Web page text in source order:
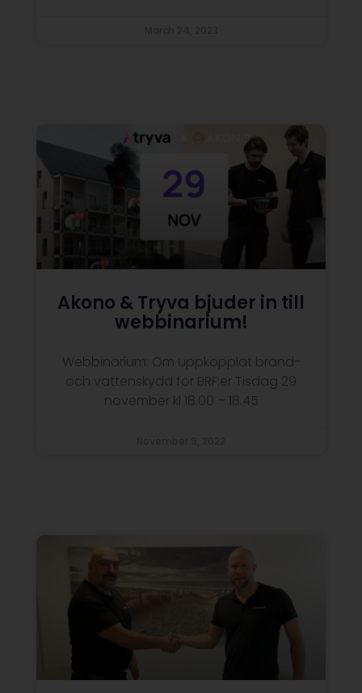
Akono & Tryva bjuder in till
webbinarium!
Webbinarium: Om uppkopplat brand-
och vattenskydd för BRF:er Tisdag 29
november kl 18.00 – 18.45